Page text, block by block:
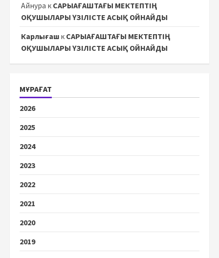
Айнура к САРЫАҒАШТАҒЫ МЕКТЕПТІҢ
ОҚУШЫЛАРЫ ҮЗІЛІСТЕ АСЫҚ ОЙНАЙДЫ
Карлығаш к САРЫАҒАШТАҒЫ МЕКТЕПТІҢ
ОҚУШЫЛАРЫ ҮЗІЛІСТЕ АСЫҚ ОЙНАЙДЫ
МҰРАҒАТ
2026
2025
2024
2023
2022
2021
2020
2019